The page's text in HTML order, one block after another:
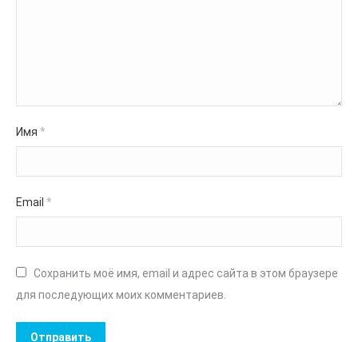
Имя *
Email *
Сохранить моё имя, email и адрес сайта в этом браузере
для последующих моих комментариев.